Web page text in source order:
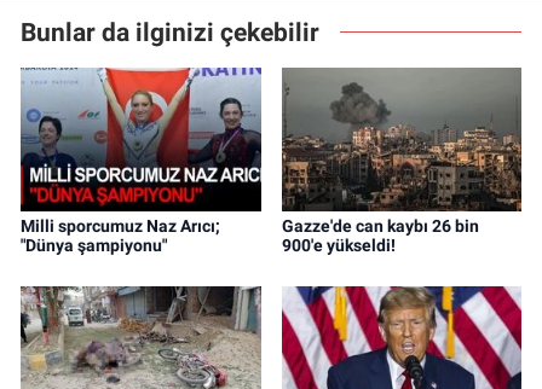
Bunlar da ilginizi çekebilir
Milli sporcumuz Naz Arıcı;
"Dünya şampiyonu"
Gazze'de can kaybı 26 bin
900'e yükseldi!